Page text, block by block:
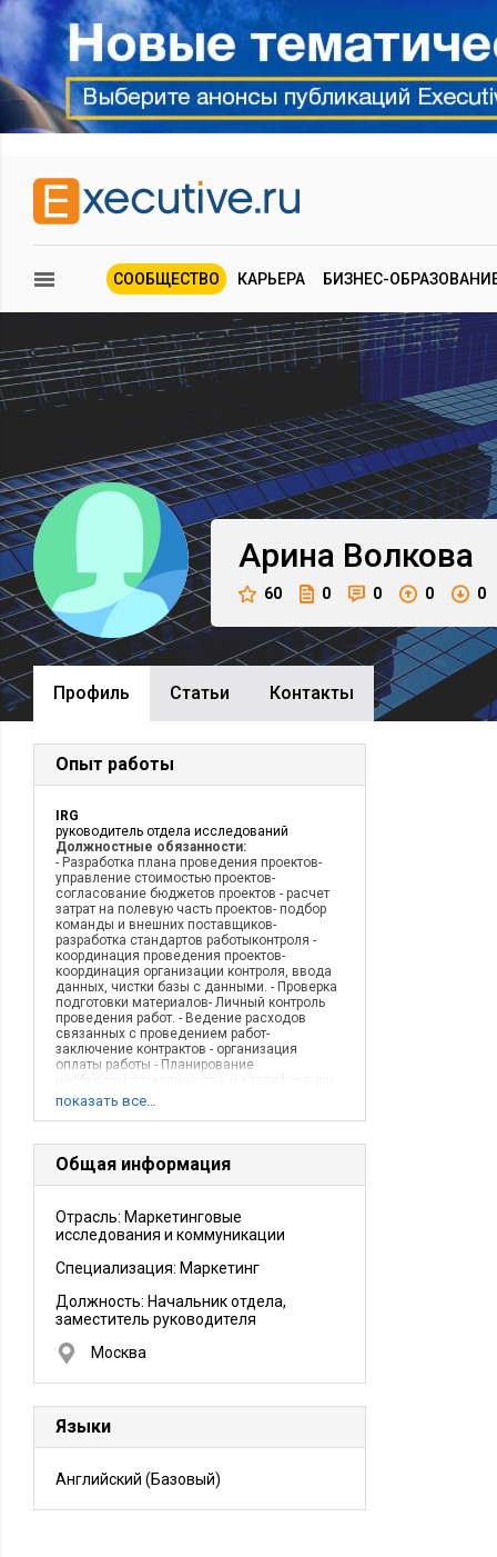
СООБЩЕСТВО КАРЬЕРА БИЗНЕС-
Арина Волкова
60 0 0 0 0
Профиль Cтатьи Контакты
Опыт работы
IRG
руководитель отдела исследований
Должностные обязанности:
- Разработка плана проведения проектов-
управление стоимостью проектов-
согласование бюджетов проектов - расчет
затрат на полевую часть проектов- подбор
команды и внешних поставщиков-
разработка стандартов работыконтроля -
координация проведения проектов-
координация организации контроля, ввода
данных, чистки базы с данными. - Проверка
подготовки материалов- Личный контроль
проведения работ. - Ведение расходов
связанных с проведением работ-
заключение контрактов - организация
оплаты работы - Планирование
персонала- визирование документов в
Call центра
Описание деятельности компании:
Компания IRG основана в США и
предоставляет своим клиентам полный
исследований и консалтинга.
показать все…
Общая информация
Отрасль: Маркетинговые
исследования и коммуникации
Специализация: Маркетинг
Должность: Начальник отдела,
заместитель руководителя
Москва
Языки
Английский (Базовый)